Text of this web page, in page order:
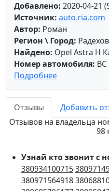
Добавлено: 2020-04-21
Источник: auto.ria.com
Автор: Роман
Регион \ Город: Радехов
Найдено: Opel Astra H
Номер автомобиля:
Подробнее
Отзывы
Добавить
Отзывов на владельца
98
Узнай кто звонит с
380934100715
380971564918